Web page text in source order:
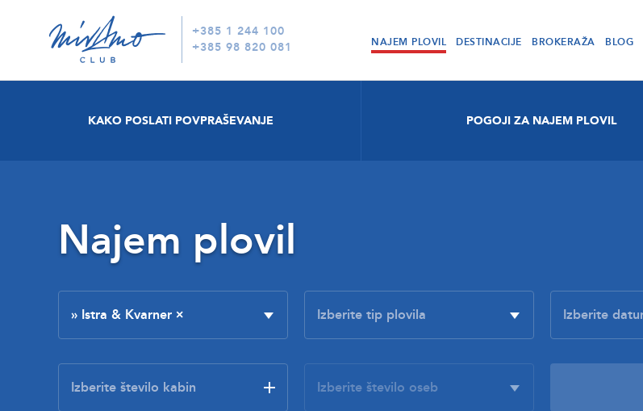
+385 1 244 100
+385 98 820 081
NAJEM PLOVIL DESTINACIJE BROKERAŽA BLOG
KAKO POSLATI POVPRAŠEVANJE POGOJI ZA NAJEM PLOVIL
Najem plovil
» Istra & Kvarner ×